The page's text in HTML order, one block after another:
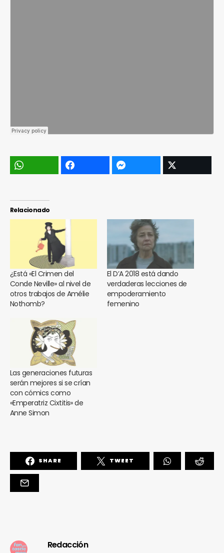
Relacionado
¿Está «El Crimen del
Conde Neville» al nivel de
otros trabajos de Amélie
Nothomb?
El D’A 2018 está dando
verdaderas lecciones de
empoderamiento
femenino
Las generaciones futuras
serán mejores si se crían
con cómics como
«Emperatriz Cixtitis» de
Anne Simon
SHARE TWEET
Redacción